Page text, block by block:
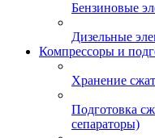
Бензиновые
Дизельные
Компрессоры и
Хранение
Подготовка
сепараторы)